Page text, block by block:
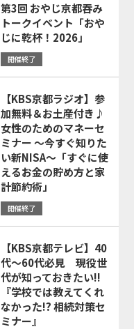
第3回 おやじ京都吞み
トークイベント「おや
じに乾杯！2026」
開催終了
【KBS京都ラジオ】参
加無料＆お土産付き♪
女性のためのマネーセ
ミナー ～今すぐ知りた
い新NISA～「すぐに使
えるお金の貯め方と家
計節約術」
開催終了
【KBS京都テレビ】40
代～60代必見 現役世
代が知っておきたい!!
『学校では教えてくれ
なかった!? 相続対策セ
ミナー』